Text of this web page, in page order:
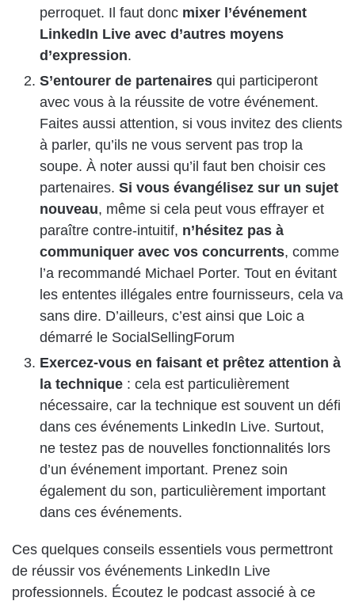
perroquet. Il faut donc mixer l’événement
LinkedIn Live avec d’autres moyens
d’expression.
S’entourer de partenaires qui participeront
avec vous à la réussite de votre événement.
Faites aussi attention, si vous invitez des clients
à parler, qu’ils ne vous servent pas trop la
soupe. À noter aussi qu’il faut ben choisir ces
partenaires. Si vous évangélisez sur un sujet
nouveau, même si cela peut vous effrayer et
paraître contre-intuitif, n’hésitez pas à
communiquer avec vos concurrents, comme
l’a recommandé Michael Porter. Tout en évitant
les ententes illégales entre fournisseurs, cela va
sans dire. D’ailleurs, c’est ainsi que Loic a
démarré le SocialSellingForum
Exercez-vous en faisant et prêtez attention à
la technique : cela est particulièrement
nécessaire, car la technique est souvent un défi
dans ces événements LinkedIn Live. Surtout,
ne testez pas de nouvelles fonctionnalités lors
d’un événement important. Prenez soin
également du son, particulièrement important
dans ces événements.
Ces quelques conseils essentiels vous permettront
de réussir vos événements LinkedIn Live
professionnels. Écoutez le podcast associé à ce